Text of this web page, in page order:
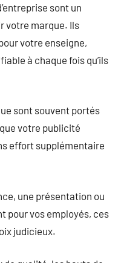
sont un
votre marque. Ils
votre enseigne,
à chaque fois qu’ils
sont souvent portés
votre publicité
effort supplémentaire
une présentation ou
pour vos employés, ces
judicieux.